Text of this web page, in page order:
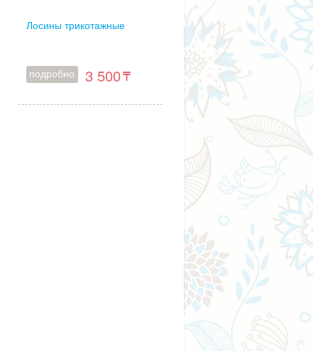
Лосины трикотажные
подробно 3 500